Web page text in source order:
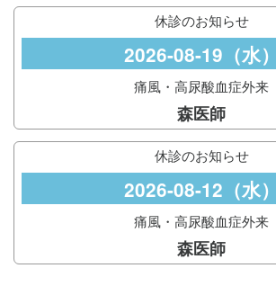
休診のお知らせ
2026-08-19（水）
痛風・高尿酸血症外来
森医師
休診のお知らせ
2026-08-12（水）
痛風・高尿酸血症外来
森医師